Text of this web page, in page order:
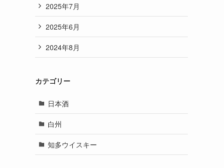
2025年7月
2025年6月
2024年8月
カテゴリー
日本酒
白州
知多ウイスキー